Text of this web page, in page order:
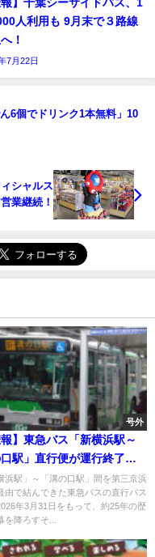
人利用も 9月末で３路線
！
7月22日
6個でドリンク1本無料」10
シャルス
営業継続！
号外
報】東急バス「新横浜駅～
駅」直行便が運行終了！ 3
で浜駅」～「溝の口駅」間を第三京浜
由で結んできた東急バスの直行バス
年3月31日をもって、約25年の歴
を降ろすそ...